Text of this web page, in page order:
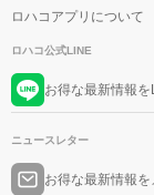
ロハコアプリについて
ロハコ公式LINE
お得な最新情報
ニュースレター
お得な最新情報